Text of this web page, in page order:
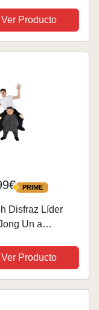
frac,
de guardia,
Ver Producto
PRIME
PRIME
Disfraz Líder
Un a
Ver Producto